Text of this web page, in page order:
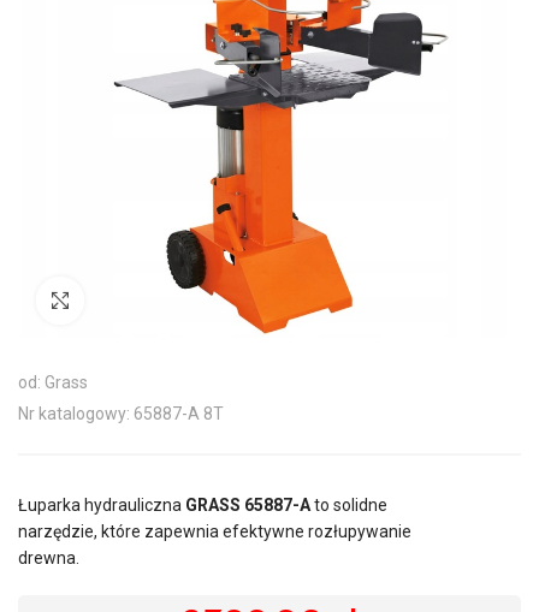
Kliknij aby powiększyć
od: Grass
Nr katalogowy: 65887-A 8T
Łuparka hydrauliczna GRASS 65887-Ato solidne
narzędzie, które zapewnia efektywne rozłupywanie
drewna.